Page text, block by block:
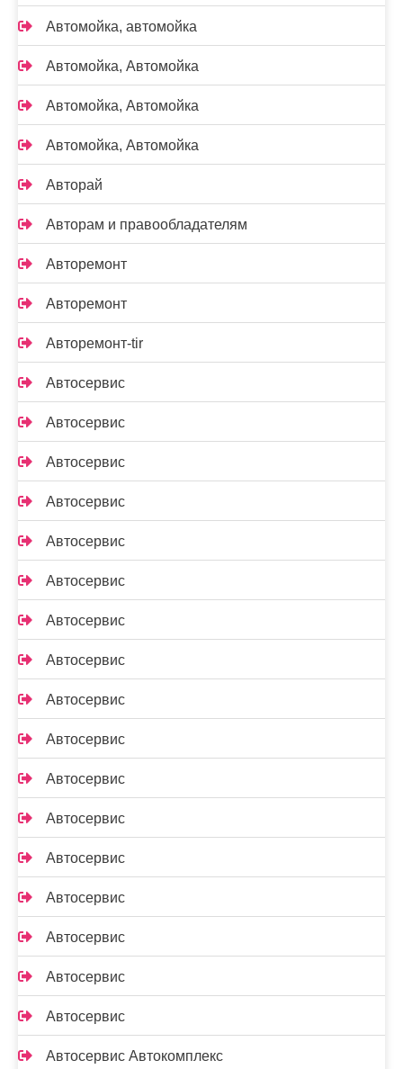
Автомойка, автомойка
Автомойка, Автомойка
Автомойка, Автомойка
Автомойка, Автомойка
Авторай
Авторам и правообладателям
Авторемонт
Авторемонт
Авторемонт-tir
Автосервис
Автосервис
Автосервис
Автосервис
Автосервис
Автосервис
Автосервис
Автосервис
Автосервис
Автосервис
Автосервис
Автосервис
Автосервис
Автосервис
Автосервис
Автосервис
Автосервис
Автосервис Автокомплекс